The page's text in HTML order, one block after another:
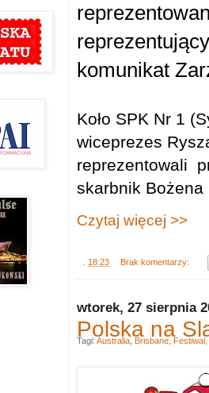
komunikat
Koło SPK Nr 1
wiceprezes
reprezentowali
skarbnik
Czytaj więcej >>
18:23 Brak komentarzy:
wtorek, 27 sierpnia
Polska na
Tagi: Australia Brisbane Festiwal